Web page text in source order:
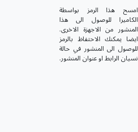
امسح هذا الرمز بواسطة
الكاميرا للوصول الى هذا
المنشور من الاجهزة الاخرى.
ايضا يمكنك الاحتفاظ بالرمز
للوصول الى المنشور في حالة
نسيان الرابط او عنوان المنشور.